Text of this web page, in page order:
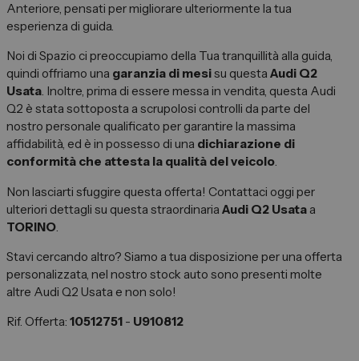
Anteriore, pensati per migliorare ulteriormente la tua
esperienza di guida.
Noi di Spazio ci preoccupiamo della Tua tranquillità alla guida,
quindi offriamo una garanzia di mesisu questa Audi Q2
Usata. Inoltre, prima di essere messa in vendita, questa Audi
Q2 è stata sottoposta a scrupolosi controlli da parte del
nostro personale qualificato per garantire la massima
affidabilità, ed è in possesso di una dichiarazione di
conformità che attesta la qualità del veicolo.
Non lasciarti sfuggire questa offerta! Contattaci oggi per
ulteriori dettagli su questa straordinaria Audi Q2 Usataa
TORINO.
Stavi cercando altro? Siamo a tua disposizione per una offerta
personalizzata, nel nostro stock auto sono presenti molte
altre Audi Q2 Usata e non solo!
Rif. Offerta: 10512751- U910812